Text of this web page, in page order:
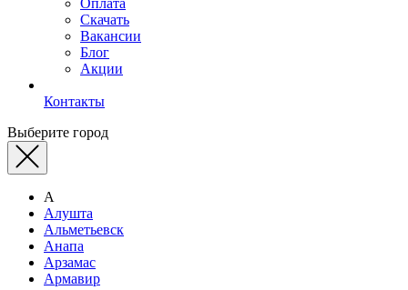
Оплата
Скачать
Вакансии
Блог
Акции
Контакты
Выберите город
А
Алушта
Альметьевск
Анапа
Арзамас
Армавир